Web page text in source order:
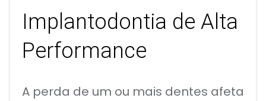
Implantodontia de Alta
Performance
A perda de um ou mais dentes afeta